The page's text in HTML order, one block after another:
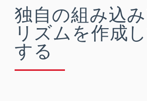
独自の組み込
リズムを作成
する